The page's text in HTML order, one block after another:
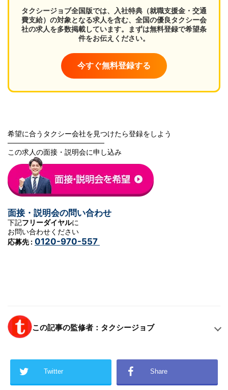
タクシージョブ全国版では、入社特典（就職支援金・交通
費支給）の対象となる求人を含む、全国の優良タクシー会
社の求人を多数掲載しています。まずは無料登録で希望条
件をお伝えください。
今すぐ無料登録する
希望に合うタクシー会社を見つけたら登録をしよう
───────────────────
この求人の面接・説明会に申し込み
面接・説明会の問い合わせ
下記フリーダイヤルに
お問い合わせください
応募先 : 0120-970-557
この記事の監修者：タクシージョブ
Twitter Share